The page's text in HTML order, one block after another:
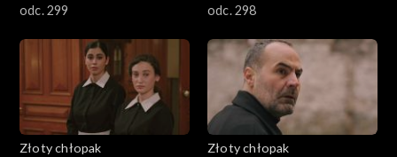
odc. 299
odc. 298
Złoty chłopak
Złoty chłopak